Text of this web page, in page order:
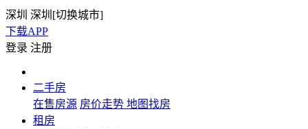
深圳 深圳[切换城市]
下载APP
登录 注册
二手房
在售房源 房价走势 地图找房
租房